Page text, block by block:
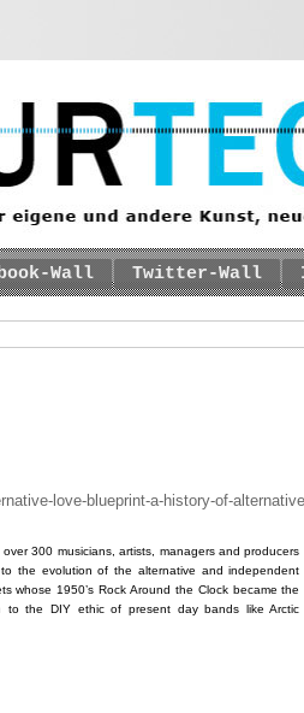
Wall Twitter-Wall
love-blueprint-a-history-of-
300 musicians, artists, managers and producers
the evolution of the alternative and independent
whose 1950’s Rock Around the Clock became the
to the DIY ethic of present day bands like Arctic